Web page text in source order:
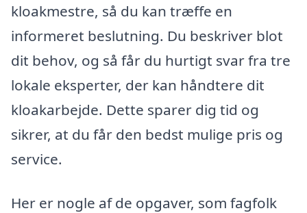
kloakmestre, så du kan træffe en
informeret beslutning. Du beskriver blot
dit behov, og så får du hurtigt svar fra tre
lokale eksperter, der kan håndtere dit
kloakarbejde. Dette sparer dig tid og
sikrer, at du får den bedst mulige pris og
service.
Her er nogle af de opgaver, som fagfolk